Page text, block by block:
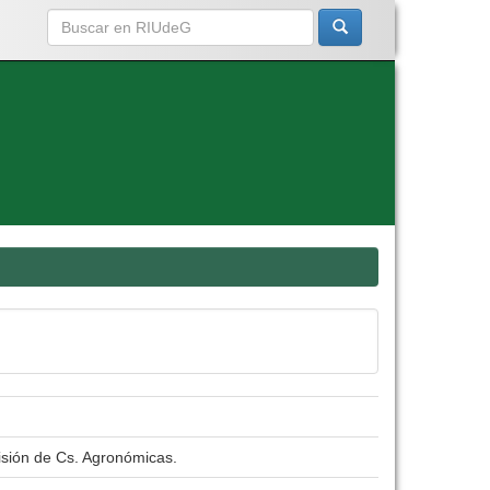
de Cs. Agronómicas.